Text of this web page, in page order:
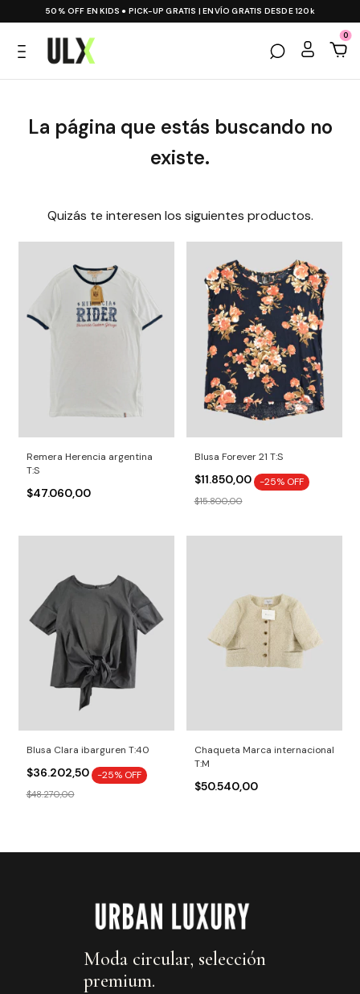
50% OFF EN KIDS ● PICK-UP GRATIS | ENVÍO GRATIS DESDE 120k
0
La página que estás buscando no
existe.
Quizás te interesen los siguientes productos.
Remera Herencia argentina
T:S
$47.060,00
Blusa Forever 21 T:S
$11.850,00 -25% OFF
$15.800,00
Blusa Clara ibarguren T:40
$36.202,50 -25% OFF
$48.270,00
Chaqueta Marca internacional
T:M
$50.540,00
Moda circular, selección
premium.